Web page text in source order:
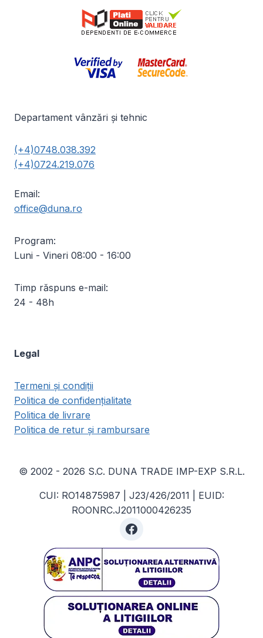
Departament vânzări și tehnic
(+4)0748.038.392
(+4)0724.219.076
Email:
office@duna.ro
Program:
Luni - Vineri 08:00 - 16:00
Timp răspuns e-mail:
24 - 48h
Legal
Termeni și condiții
Politica de confidențialitate
Politica de livrare
Politica de retur și rambursare
© 2002 - 2026 S.C. DUNA TRADE IMP-EXP S.R.L.
CUI: RO14875987 | J23/426/2011 | EUID:
ROONRC.J2011000426235